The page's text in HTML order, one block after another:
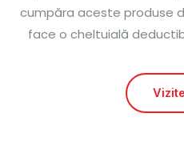
cumpăra aceste produse
face o cheltuială